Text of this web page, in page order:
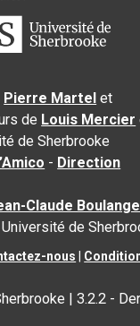
Pierre Martel et
de Louis Mercier
de Sherbrooke
- Direction
Claude
Université de
nous
|3.2.2 -